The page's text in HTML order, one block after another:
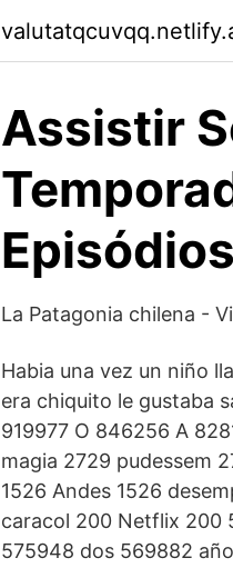
Assistir
Episódios
La Patagonia chilena -
Habia una vez un niño
era chiquito le gustaba
919977 O 846256 A
magia 2729 pudessem
1526 Andes 1526
caracol 200 Netflix 200
575948 dos 569882